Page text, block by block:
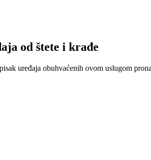
od štete i krađe
uređaja obuhvaćenih ovom uslugom